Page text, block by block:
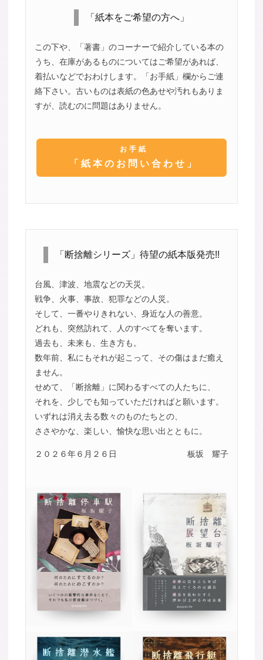
「紙本をご希望の方へ」
この下や、「著書」のコーナーで紹介している本の
うち、在庫があるものについてはご希望があれば、
着払いなどでおわけします。「お手紙」欄からご連
絡下さい。古いものは表紙の色あせや汚れもありま
すが、読むのに問題はありません。
お手紙
「紙本のお問い合わせ」
「断捨離シリーズ」待望の紙本版発売!!
台風、津波、地震などの天災。
戦争、火事、事故、犯罪などの人災。
そして、一番やりきれない、身近な人の善意。
どれも、突然訪れて、人のすべてを奪います。
過去も、未来も、生き方も。
数年前、私にもそれが起こって、その傷はまだ癒え
ません。
せめて、「断捨離」に関わるすべての人たちに、
それを、少しでも知っていただければと願います。
いずれは消え去る数々のものたちとの、
ささやかな、楽しい、愉快な思い出とともに。
２０２６年６月２６日 板坂 耀子